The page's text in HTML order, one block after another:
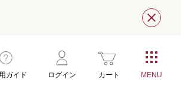
閉じ
ガイド ログイン カート